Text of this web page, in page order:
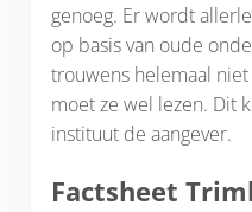
genoeg. Er wordt
op basis van oude
trouwens helemaal
moet ze wel lezen. Dit
instituut de aangever.
Factsheet